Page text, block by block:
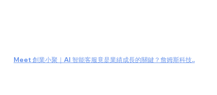
Meet 創業小聚｜AI 智能客服竟是業績成長的關鍵？詹姆斯科技..